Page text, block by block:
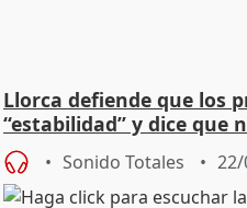
Llorca defiende que los
“estabilidad” y dice que
Sonido Totales